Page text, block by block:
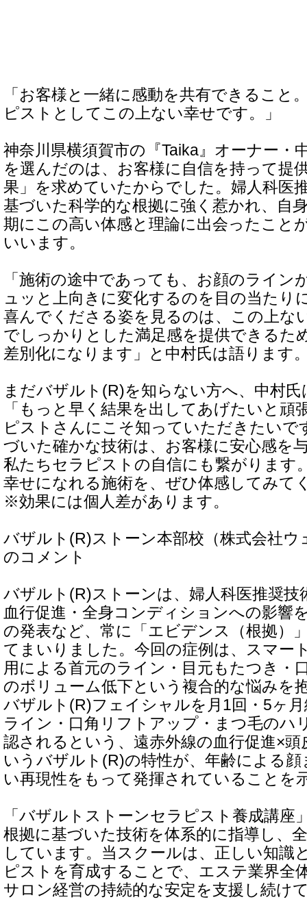
「お客様と一緒に感動を共有できること
ピストとしてこの上ない幸せです。」
神奈川県横須賀市の『Taika』オーナー・
を選んだのは、お客様に自信を持って提
果」を求めていたからでした。婦人科医
基づいた科学的な根拠に強く惹かれ、自
期にこの高い体感と理論に出会ったこと
いいます。
「施術の途中であっても、お顔のライン
ュッと上向きに変化するのを目の当たり
喜んでくださる姿を見るのは、この上な
でしっかりとした満足感を提供できるた
差別化になります」と中村氏は語ります
まだバザルト(R)を知らない方へ、中村
「もっと早く結果を出してあげたいと頑
ピストさんにこそ知っていただきたいで
づいた確かな技術は、お客様に安心感を
私たちセラピストの自信にも繋がります
幸せになれる施術を、ぜひ体感してみて
※効果には個人差があります。
バザルト(R)ストーン本部校（株式会社
のコメント
バザルト(R)ストーンは、婦人科医推奨技
血行促進・全身コンディションへの影響
の発表など、常に「エビデンス（根拠）
てまいりました。今回の症例は、スマー
用による首元のライン・目元もたつき・
のボリューム低下という複合的な悩みを
バザルト(R)フェイシャルを月1回・5ヶ
ライン・口角リフトアップ・まつ毛のハ
認されるという、遠赤外線の血行促進×頭
いうバザルト(R)の特性が、年齢による
い再現性をもって発揮されていることを
「バザルトストーンセラピスト養成講座
根拠に基づいた技術を体系的に指導し、
しています。当スクールは、正しい知識
ピストを育成することで、エステ業界全
サロン経営の持続的な安定を支援し続け